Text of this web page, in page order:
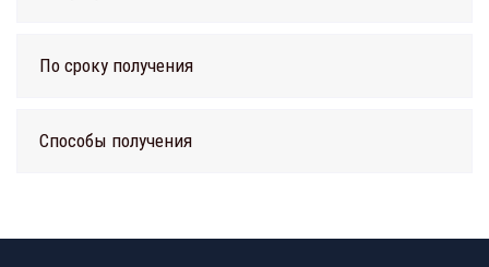
По сроку получения
Способы получения